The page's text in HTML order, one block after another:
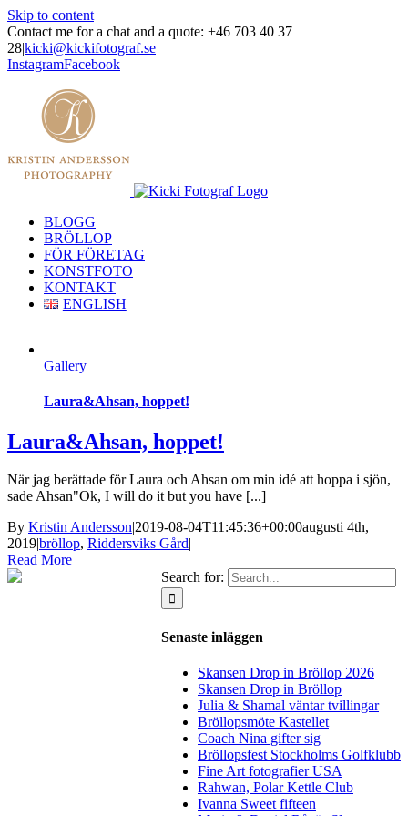
Skip to content
Contact me for a chat and a quote: +46 703 40 37
28|kicki@kickifotograf.se
InstagramFacebook
BLOGG
BRÖLLOP
FÖR FÖRETAG
KONSTFOTO
KONTAKT
ENGLISH
Gallery
Laura&Ahsan, hoppet!
Laura&Ahsan, hoppet!
När jag berättade för Laura och Ahsan om min idé att hoppa i sjön,
sade Ahsan"Ok, I will do it but you have [...]
By Kristin Andersson|2019-08-04T11:45:36+00:00augusti 4th,
2019|bröllop, Riddersviks Gård|
Read More
Search for:
Senaste inläggen
Skansen Drop in Bröllop 2026
Skansen Drop in Bröllop
Julia & Shamal väntar tvillingar
Bröllopsmöte Kastellet
Coach Nina gifter sig
Bröllopsfest Stockholms Golfklubb
Fine Art fotografier USA
Rahwan, Polar Kettle Club
Ivanna Sweet fifteen